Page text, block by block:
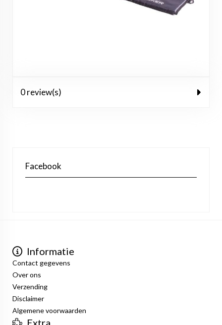
0 review(s)
Facebook
Informatie
Contact gegevens
Over ons
Verzending
Disclaimer
Algemene voorwaarden
Extra